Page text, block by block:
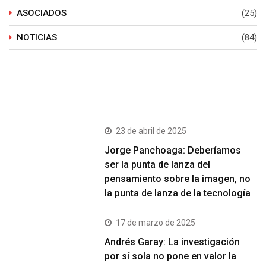
ASOCIADOS (25)
NOTICIAS (84)
23 de abril de 2025
Jorge Panchoaga: Deberíamos
ser la punta de lanza del
pensamiento sobre la imagen, no
la punta de lanza de la tecnología
17 de marzo de 2025
Andrés Garay: La investigación
por sí sola no pone en valor la